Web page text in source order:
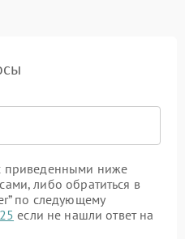
приведенными ниже
либо обратиться в
по следующему
если не нашли ответ на